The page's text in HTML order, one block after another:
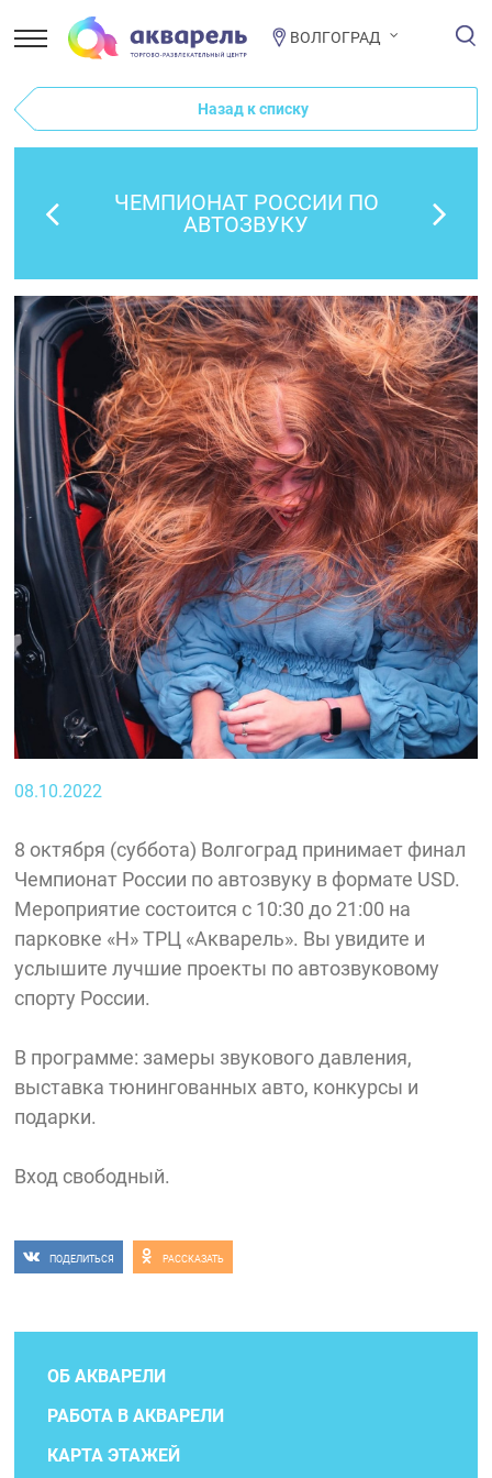
ВОЛГОГРАД
Назад к списку
ЧЕМПИОНАТ РОССИИ ПО
АВТОЗВУКУ
08.10.2022
8 октября (суббота) Волгоград принимает финал
Чемпионат России по автозвуку в формате USD.
Мероприятие состоится с 10:30 до 21:00 на
парковке «Н» ТРЦ «Акварель». Вы увидите и
услышите лучшие проекты по автозвуковому
спорту России.
В программе: замеры звукового давления,
выставка тюнингованных авто, конкурсы и
подарки.
Вход свободный.
ПОДЕЛИТЬСЯ РАССКАЗАТЬ
ОБ АКВАРЕЛИ
РАБОТА В АКВАРЕЛИ
КАРТА ЭТАЖЕЙ